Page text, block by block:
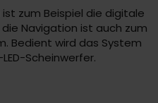
zum Beispiel die digitale
Navigation ist auch zum
Bedient wird das System
Scheinwerfer.